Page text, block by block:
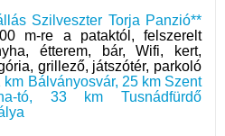
Szilveszter Torja Panzió**
m-re a pataktól, felszerelt
étterem, bár, Wifi, kert,
grillező, játszótér, parkoló
km Bálványosvár, 25 km Szent
tó, 33 km Tusnádfürdő